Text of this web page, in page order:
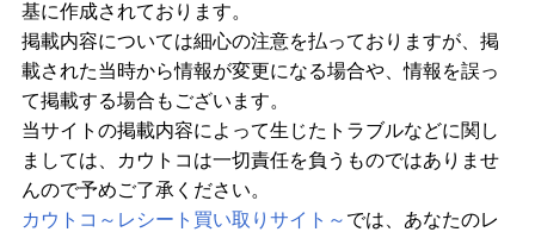
基に作成されております。
掲載内容については細心の注意を払っておりますが、掲
載された当時から情報が変更になる場合や、情報を誤っ
て掲載する場合もございます。
当サイトの掲載内容によって生じたトラブルなどに関し
ましては、カウトコは一切責任を負うものではありませ
んので予めご了承ください。
カウトコ～レシート買い取りサイト～ では、あなたのレ